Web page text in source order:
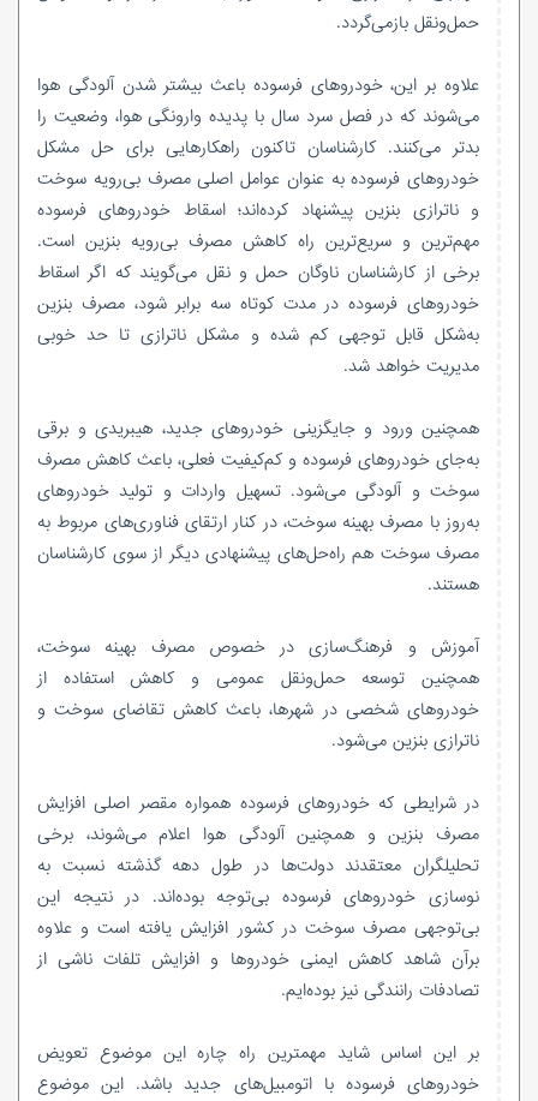
حمل‌ونقل بازمی‌گردد.
علاوه بر این، خودروهای فرسوده باعث بیشتر شدن آلودگی هوا
می‌شوند که در فصل سرد سال با پدیده وارونگی هوا،‌ وضعیت را
بدتر می‌کنند. کارشناسان تاکنون راهکارهایی برای حل مشکل
خودروهای فرسوده به عنوان عوامل اصلی مصرف بی‌رویه سوخت
و ناترازی بنزین پیشنهاد کرده‌اند؛ اسقاط خودروهای فرسوده
مهم‌ترین و سریع‌ترین راه کاهش مصرف بی‌رویه بنزین است.
برخی از کارشناسان ناوگان حمل و نقل می‌گویند که اگر اسقاط
خودروهای فرسوده در مدت کوتاه سه برابر شود، مصرف بنزین
به‌شکل قابل توجهی کم شده و مشکل ناترازی تا حد خوبی
مدیریت خواهد شد.​
همچنین ورود و جایگزینی خودروهای جدید، هیبریدی و برقی
به‌جای خودروهای فرسوده و کم‌کیفیت فعلی، باعث کاهش مصرف
سوخت و آلودگی می‌شود. تسهیل واردات و تولید خودروهای
به‌روز با مصرف بهینه سوخت، در کنار ارتقای فناوری‌های مربوط به
مصرف سوخت هم راه‌حل‌های پیشنهادی دیگر از سوی کارشناسان
هستند.
آموزش و فرهنگ‌سازی در خصوص مصرف بهینه سوخت،
همچنین توسعه حمل‌ونقل عمومی و کاهش استفاده از
خودروهای شخصی در شهرها، باعث کاهش تقاضای سوخت و
ناترازی بنزین می‌شود.
در شرایطی که خودروهای فرسوده همواره مقصر اصلی افزایش
مصرف بنزین و همچنین آلودگی هوا اعلام می‌شوند، برخی
تحلیلگران معتقدند دولت‌ها در طول دهه گذشته نسبت به
نوسازی خودروهای فرسوده بی‌توجه بوده‌اند. در نتیجه این
بی‌توجهی مصرف سوخت در کشور افزایش یافته است و علاوه
برآن شاهد کاهش ایمنی خودروها و افزایش تلفات ناشی از
تصادفات رانندگی نیز بوده‌ایم.
بر این اساس شاید مهمترین راه چاره این موضوع تعویض
خودروهای فرسوده با اتومبیل‌های جدید باشد. این موضوع